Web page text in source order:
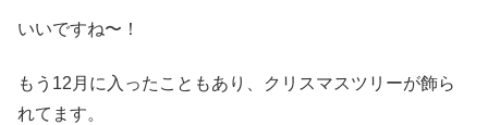
いいですね〜！
もう12月に入ったこともあり、クリスマスツリーが飾ら
れてます。